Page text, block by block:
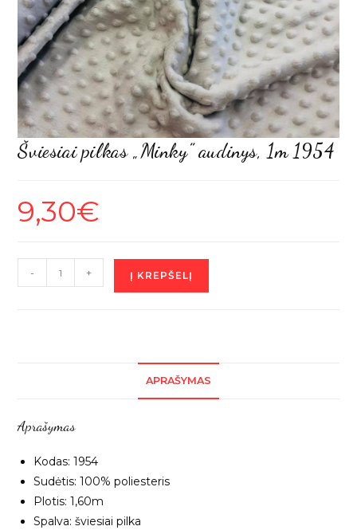
Šviesiai pilkas „Minky” audinys, 1m 1954
9,30€
produkto
kiekis:
- + Į KREPŠELĮ
APRAŠYMAS
Aprašymas
Kodas: 1954
Sudėtis: 100% poliesteris
Plotis: 1,60m
Spalva: šviesiai pilka